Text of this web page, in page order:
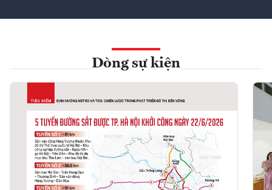
Dòng sự kiện